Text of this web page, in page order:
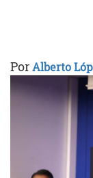
PorAlberto